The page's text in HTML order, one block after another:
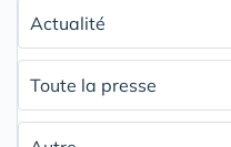
Actualité
Toute la presse